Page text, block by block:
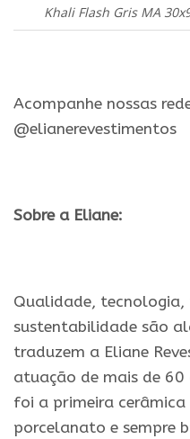
Khali Flash Gris MA
Acompanhe nossas
@elianerevestimentos
Sobre a Eliane:
Qualidade, tecnologia,
sustentabilidade são
traduzem a Eliane
atuação de mais de
foi a primeira
porcelanato e sempre